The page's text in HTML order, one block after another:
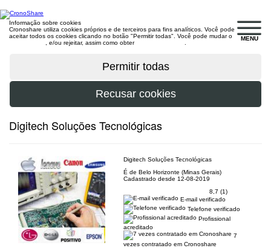
MENU
Informação sobre cookies
Cronoshare utiliza cookies próprios e de terceiros para fins analíticos. Você pode
aceitar todos os cookies clicando no botão "Permitir todas". Você pode mudar o
, e/ou rejeitar, assim como obter
Digitech Soluções Tecnológicas
Digitech Soluções Tecnológicas
É de Belo Horizonte (Minas Gerais)
Cadastrado desde 12-08-2019
8,7 (1)
E-mail verificado
Telefone verificado
Profissional
acreditado
7
vezes contratado em Cronoshare